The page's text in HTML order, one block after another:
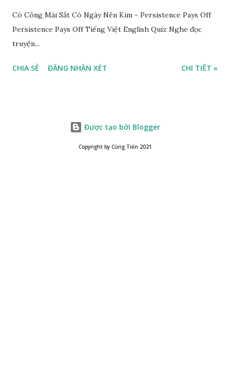
Có Công Mài Sắt Có Ngày Nên Kim - Persistence Pays Off
Persistence Pays Off Tiếng Việt English Quiz Nghe đọc
truyện...
CHIA SẺ ĐĂNG NHẬN XÉT CHI TIẾT »
Được tạo bởi Blogger
Copyright by Cùng Tiến 2021